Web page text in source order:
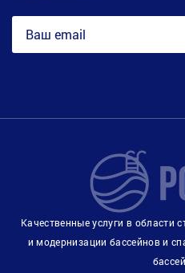
Качественные услуги в области
и модернизации бассейнов и